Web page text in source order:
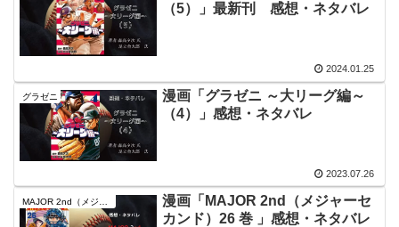
（5）」最新刊 感想・ネタバレ
2024.01.25
グラゼニ
漫画「グラゼニ ～大リーグ編～
（4）」感想・ネタバレ
2023.07.26
漫画「MAJOR 2nd（メジャーセ
カンド）26 巻 」感想・ネタバレ